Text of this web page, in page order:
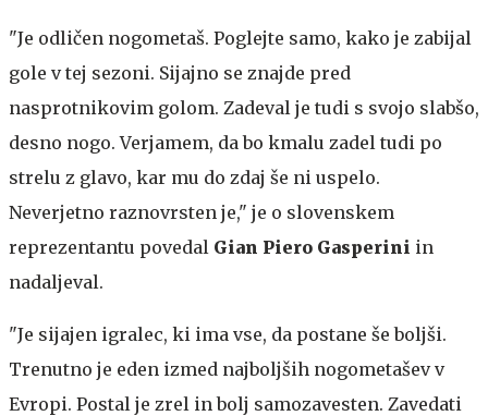
"Je odličen nogometaš. Poglejte samo, kako je zabijal
gole v tej sezoni. Sijajno se znajde pred
nasprotnikovim golom. Zadeval je tudi s svojo slabšo,
desno nogo. Verjamem, da bo kmalu zadel tudi po
strelu z glavo, kar mu do zdaj še ni uspelo.
Neverjetno raznovrsten je," je o slovenskem
reprezentantu povedal Gian Piero Gasperini in
nadaljeval.
"Je sijajen igralec, ki ima vse, da postane še boljši.
Trenutno je eden izmed najboljših nogometašev v
Evropi. Postal je zrel in bolj samozavesten. Zavedati